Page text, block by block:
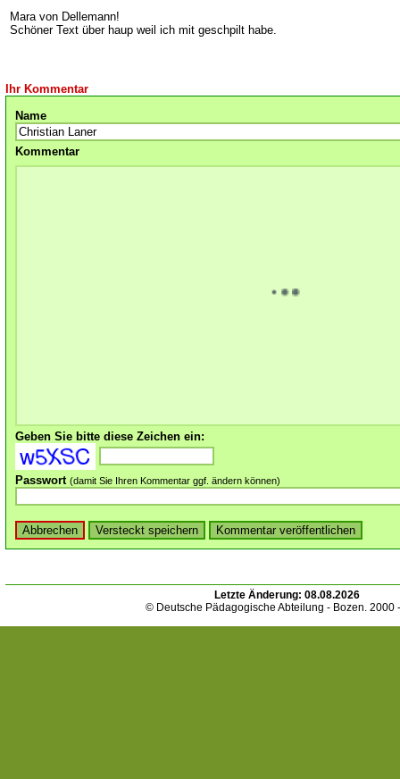
Mara von Dellemann!
Schöner Text über haup weil ich mit geschpilt habe.
Ihr Kommentar
Name
Kommentar
Geben Sie bitte diese Zeichen ein:
Passwort (damit Sie Ihren Kommentar ggf. ändern können)
Letzte Änderung: 08.08.2026
© Deutsche Pädagogische Abteilung - Bozen. 2000